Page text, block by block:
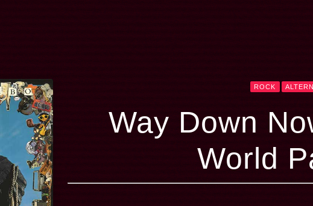
ROCK